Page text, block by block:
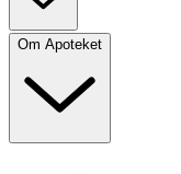
Om Apoteket